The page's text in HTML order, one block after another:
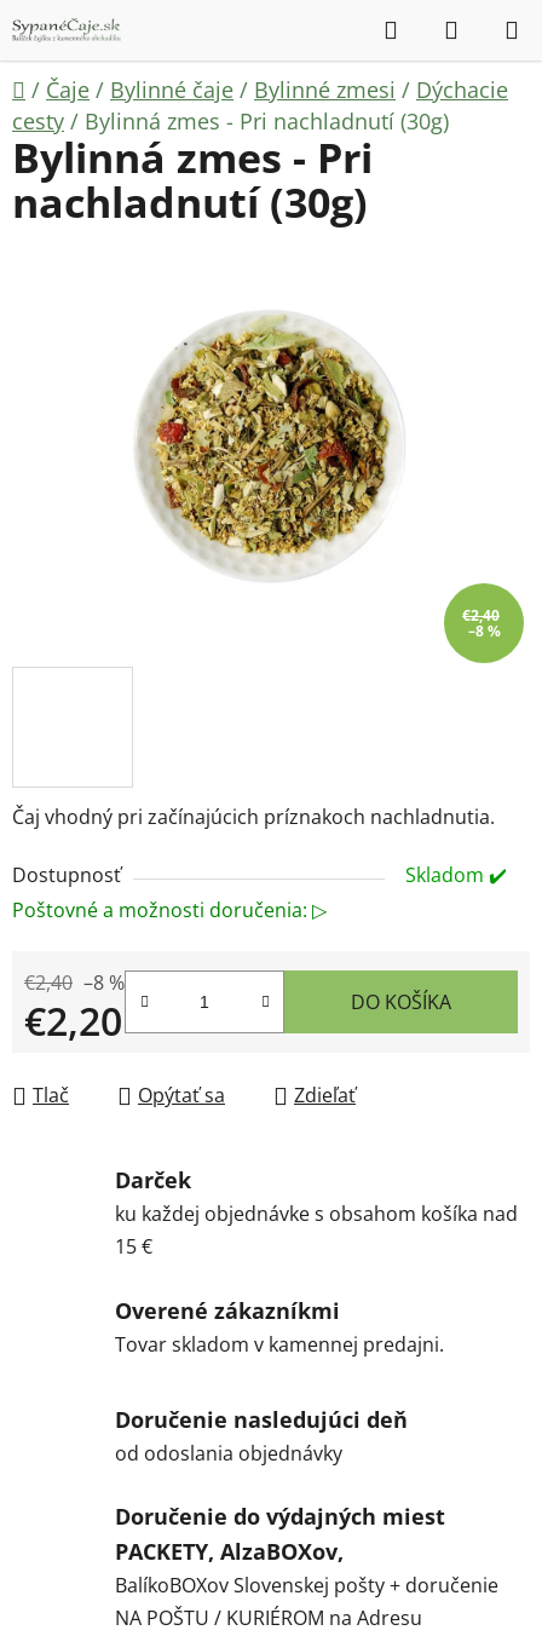
na
obsah
Hľadať
KOŠÍK
Domov
/ Čaje / Bylinné čaje / Bylinné zmesi / Dýchacie
cesty / Bylinná zmes - Pri nachladnutí (30g)
Čaj vhodný pri začínajúcich príznakoch nachladnutia.
Dostupnosť
Skladom ✔️
Poštovné a možnosti doručenia: ▷
€2,40 –8 %
€2,20 DO KOŠÍKA
Tlač Opýtať sa Zdieľať
Bylinná zmes - Pri
nachladnutí (30g)
€2,40
–8 %
Darček
ku každej objednávke s obsahom košíka nad
15 €
Overené zákazníkmi
Tovar skladom v kamennej predajni.
Doručenie nasledujúci deň
od odoslania objednávky
Doručenie do výdajných miest
PACKETY, AlzaBOXov,
BalíkoBOXov Slovenskej pošty + doručenie
NA POŠTU / KURIÉROM na Adresu